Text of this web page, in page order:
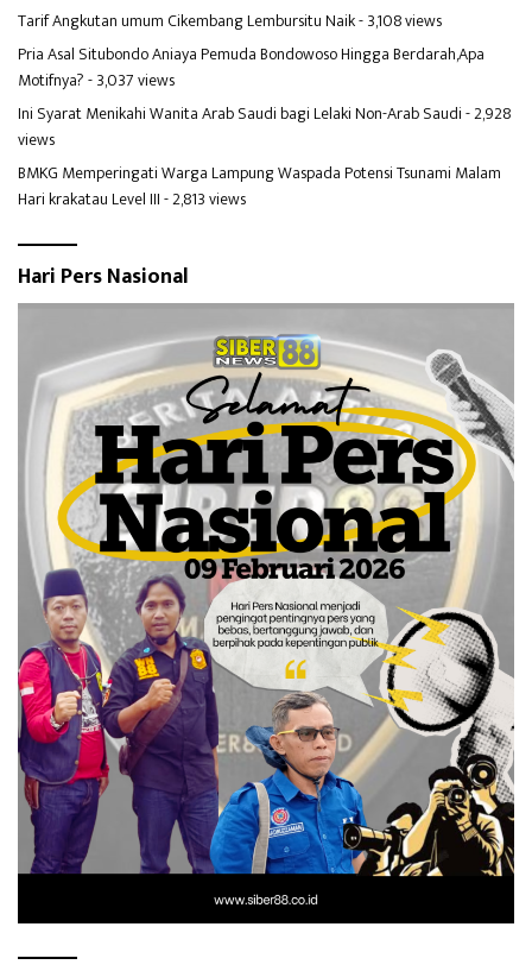
Tarif Angkutan umum Cikembang Lembursitu Naik- 3,108 views
Pria Asal Situbondo Aniaya Pemuda Bondowoso Hingga Berdarah,Apa
Motifnya?- 3,037 views
Ini Syarat Menikahi Wanita Arab Saudi bagi Lelaki Non-Arab Saudi- 2,928
views
BMKG Memperingati Warga Lampung Waspada Potensi Tsunami Malam
Hari krakatau Level III- 2,813 views
Hari Pers Nasional